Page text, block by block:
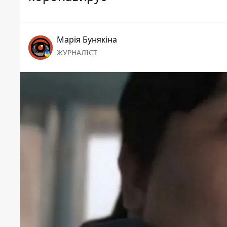
Марія Бунякіна
ЖУРНАЛІСТ